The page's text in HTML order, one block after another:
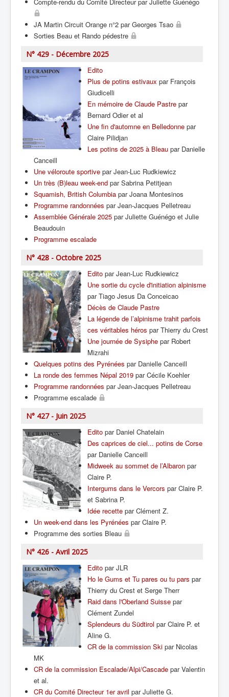
JA Martin Circuit Orange n°2 par Georges Tsao
Sorties Beau et Rando pédestre
N° 429 - Décembre 2025
Edito
Plus de potins estivaux par François
Giudicelli
En mémoire de Claude Pastre par
Bernard Odier et al
Une fin d'automne en Belledonne par
Claire Pilidjan
Les potins de 2025 à Bleau par Danielle
Canceill
Une véloroute sportive par Jean-Luc Rudkiewicz
Un très (B)leau week-end par Sabrina Petitjean
Squamish, British Columbia par Joana Montesinos
Programme randonnées par Jean-Jacques Pelletreau
Assemblée Générale 2025 par Juliette Guénégo et Julie
Beaudouin
Programme escalade
N° 428 - Octobre 2025
Edito par Jean-Luc Rudkiewicz
Une sortie du cycle d'initiation alpinisme
par Tiago Jesus Da Conceicao
Décès de Claude Pastre
La légende de l’alpinisme trahit parfois
ces véritables héros par Thierry du Crest
Une journée de Sysiphe par Robert
Mizrahi
Quelques potins des Pyrénées par Danielle Canceill
La ronde des femmes Népal 2019 par Cécile Koehler
Programme randonnées par Jean-Jacques Pelletreau
Programme escalade
N° 427 - Juin 2025
Edito par Daniel Chatelain
Des caprices de ciel... potins de Corse
par Danielle Canceill
Midweek au sommet de l’Albaron par
Claire P.
Intergums dans le Vercors par Claire P.
et Sabrina P.
Idée recette par Clément Z.
Un week-end dans les Pyrénées par Claire P.
Programme des sorties Bleau
N° 426 - Avril 2025
Edito par JLR
Ho le Gums et Tu pares ou tu pars par
Thierry du Crest et Serge Therr
Raid dans l'Oberland Suisse par
Clément Zundel
Splendeurs du Südtirol par Claire P. et
Aline G.
CR de la commission Ski par Nicolas
MK
CR de la commission Escalade/Alpi/Cascade par Valentin
et al.
CR du Comité Directeur 1er avril par Juliette G.